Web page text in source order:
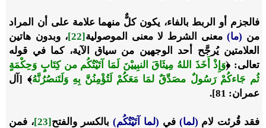
فالجزم أو الربط بالفاء، يكون كلٌّ منهما علامة على أن المراد
من (ما) معنى الشرط لا معنى الموصولية[22]
، وبدون هاتين
العلامتين يُرجَّح أحد الوجهين من سياق الآية، كما في قوله
تعالى: ﴿وَإِذْ أَخَذَ اللهُ مِيثَاقَ النبِييْنَ لَمَا آتَيْتُكُم من كِتَابٍ وَحِكْمَةٍ
ثُم جَاءكُمْ رَسُولٌ مصَدِّقٌ لمَا مَعَكُمْ لَتُؤْمِنُنَّ بِهِ وَلَتَنصُرُنَّهُ﴾ [آل
عمران: 81].
فقد قُرئت لام (لما) في (لما آتَيْتُكُم) بالكسر والفتح[23]
، فمن